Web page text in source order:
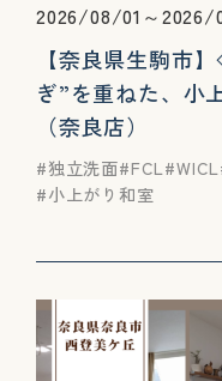
2026/08/01～2026/
【奈良県生駒市
ぎ”を重ねた、小
（奈良店）
独立洗面 FCL WICL
小上がり和室